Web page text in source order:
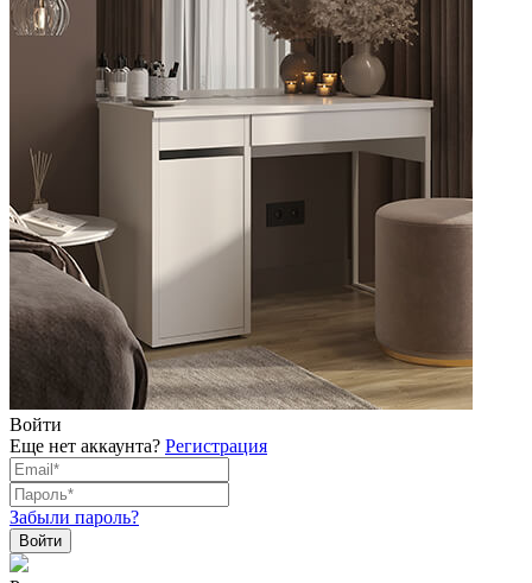
Войти
Еще нет аккаунта? Регистрация
Забыли пароль?